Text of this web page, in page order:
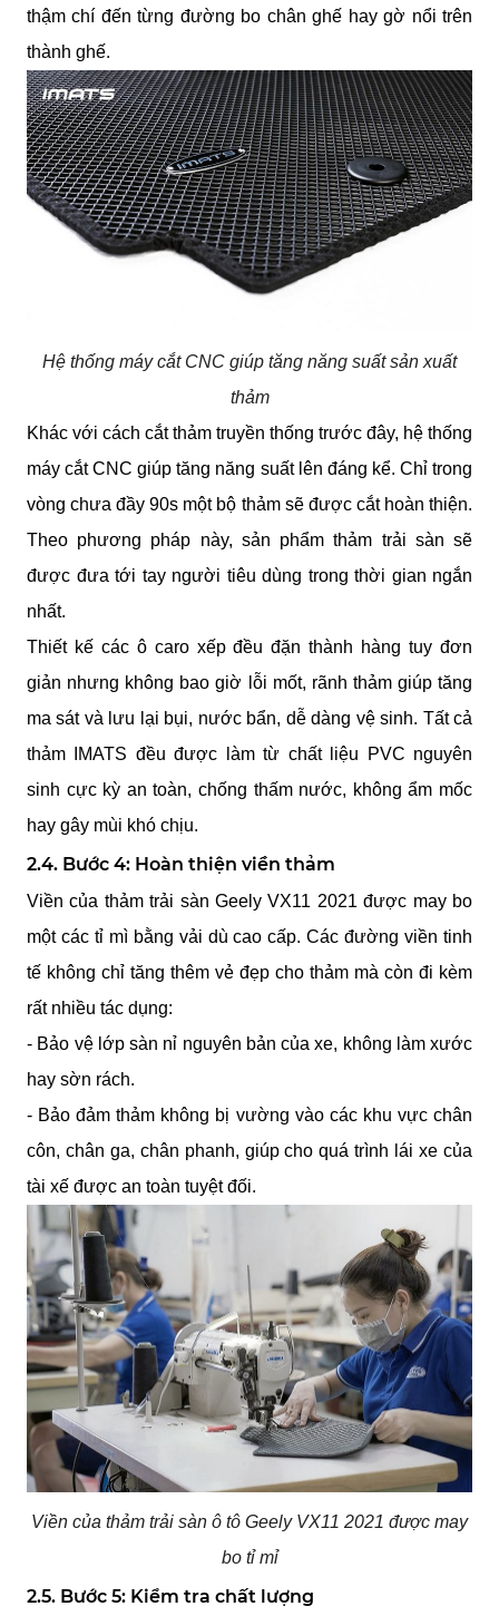
thậm chí đến từng đường bo chân ghế hay gờ nổi trên
thành ghế.
Hệ thống máy cắt CNC giúp tăng năng suất sản xuất
thảm
Khác với cách cắt thảm truyền thống trước đây, hệ thống
máy cắt CNC giúp tăng năng suất lên đáng kể. Chỉ trong
vòng chưa đầy 90s một bộ thảm sẽ được cắt hoàn thiện.
Theo phương pháp này, sản phẩm thảm trải sàn sẽ
được đưa tới tay người tiêu dùng trong thời gian ngắn
nhất.
Thiết kế các ô caro xếp đều đặn thành hàng tuy đơn
giản nhưng không bao giờ lỗi mốt, rãnh thảm giúp tăng
ma sát và lưu lại bụi, nước bẩn, dễ dàng vệ sinh. Tất cả
thảm IMATS đều được làm từ chất liệu PVC nguyên
sinh cực kỳ an toàn, chống thấm nước, không ẩm mốc
hay gây mùi khó chịu.
2.4. Bước 4: Hoàn thiện viền thảm
Viền của thảm trải sàn Geely VX11 2021 được may bo
một các tỉ mì bằng vải dù cao cấp. Các đường viền tinh
tế không chỉ tăng thêm vẻ đẹp cho thảm mà còn đi kèm
rất nhiều tác dụng:
- Bảo vệ lớp sàn nỉ nguyên bản của xe, không làm xước
hay sờn rách.
- Bảo đảm thảm không bị vường vào các khu vực chân
côn, chân ga, chân phanh, giúp cho quá trình lái xe của
tài xế được an toàn tuyệt đối.
Viền của thảm trải sàn ô tô Geely VX11 2021 được may
bo tỉ mỉ
2.5. Bước 5: Kiểm tra chất lượng